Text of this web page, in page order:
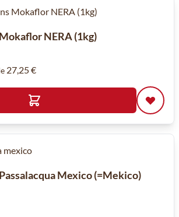
NERA (1kg)
27,25 €
Mexico (=Mekico)